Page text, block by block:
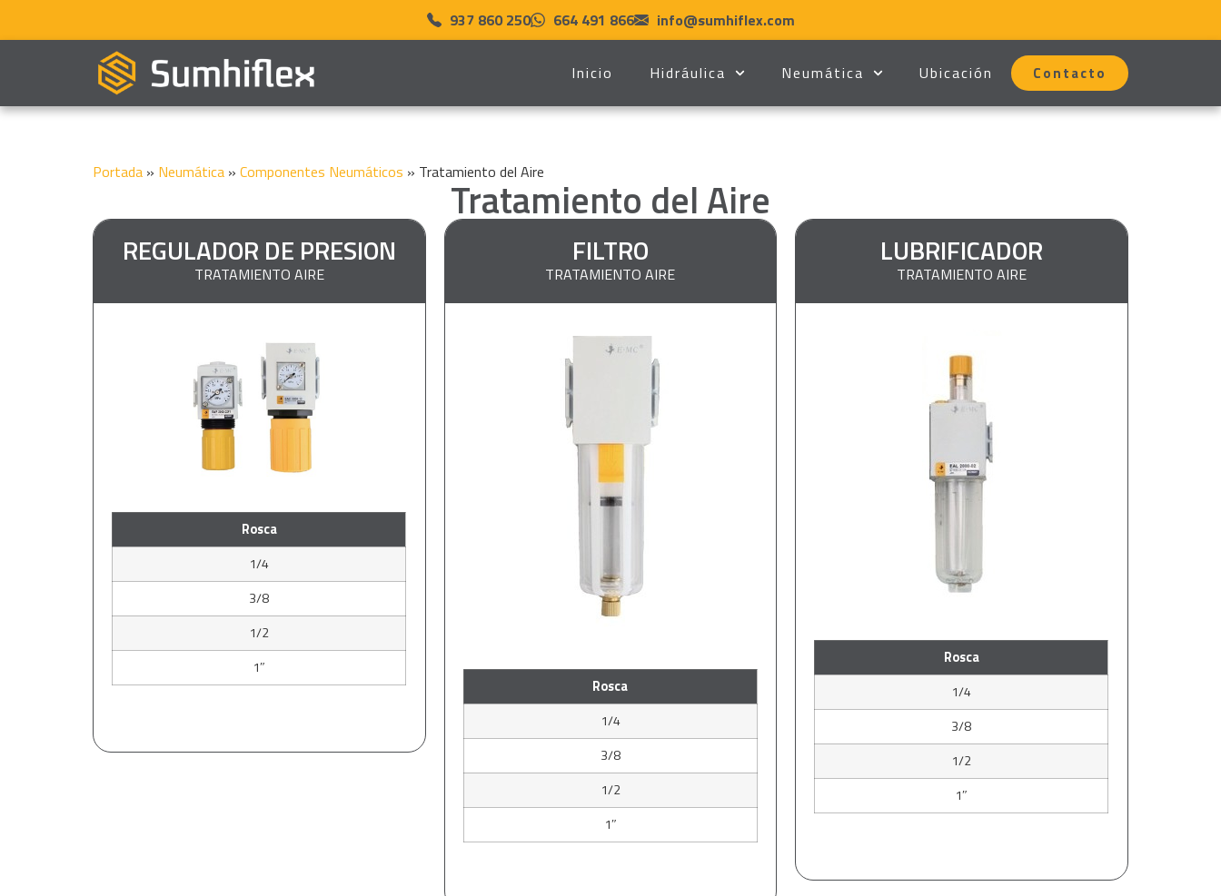
937 860 250 664 491 866 info@sumhiflex.com
Inicio Hidráulica Neumática Ubicación Contacto
Portada » Neumática » Componentes Neumáticos » Tratamiento del Aire
Tratamiento del Aire
REGULADOR DE PRESION
TRATAMIENTO AIRE
Rosca
1/4
3/8
1/2
1″
FILTRO
TRATAMIENTO AIRE
Rosca
1/4
3/8
1/2
1″
LUBRIFICADOR
TRATAMIENTO AIRE
Rosca
1/4
3/8
1/2
1″